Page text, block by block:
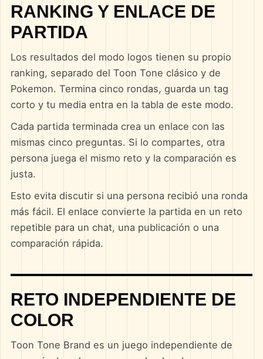
RANKING Y ENLACE DE
PARTIDA
Los resultados del modo logos tienen su propio
ranking, separado del Toon Tone clásico y de
Pokemon. Termina cinco rondas, guarda un tag
corto y tu media entra en la tabla de este modo.
Cada partida terminada crea un enlace con las
mismas cinco preguntas. Si lo compartes, otra
persona juega el mismo reto y la comparación es
justa.
Esto evita discutir si una persona recibió una ronda
más fácil. El enlace convierte la partida en un reto
repetible para un chat, una publicación o una
comparación rápida.
RETO INDEPENDIENTE DE
COLOR
Toon Tone Brand es un juego independiente de